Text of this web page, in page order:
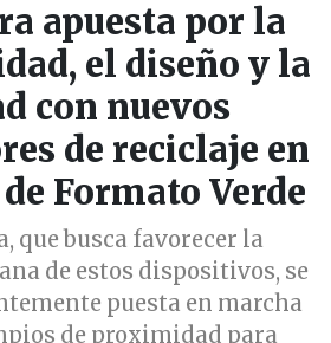
apuesta por la
el diseño y la
con nuevos
de reciclaje en
Formato Verde
que busca favorecer la
de estos dispositivos, se
puesta en marcha
de proximidad para